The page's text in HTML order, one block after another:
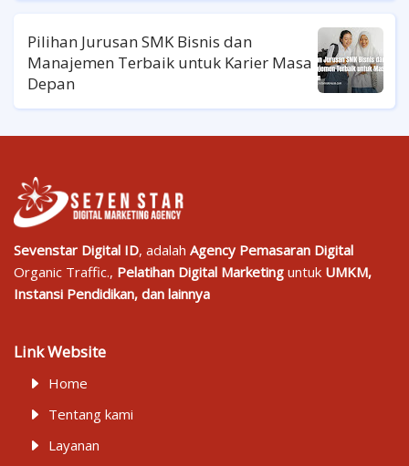
Pilihan Jurusan SMK Bisnis dan
Manajemen Terbaik untuk Karier Masa
Depan
Sevenstar Digital ID, adalah Agency Pemasaran Digital
Organic Traffic., Pelatihan Digital Marketing untuk UMKM,
Instansi Pendidikan, dan lainnya
Link Website
Home
Tentang kami
Layanan